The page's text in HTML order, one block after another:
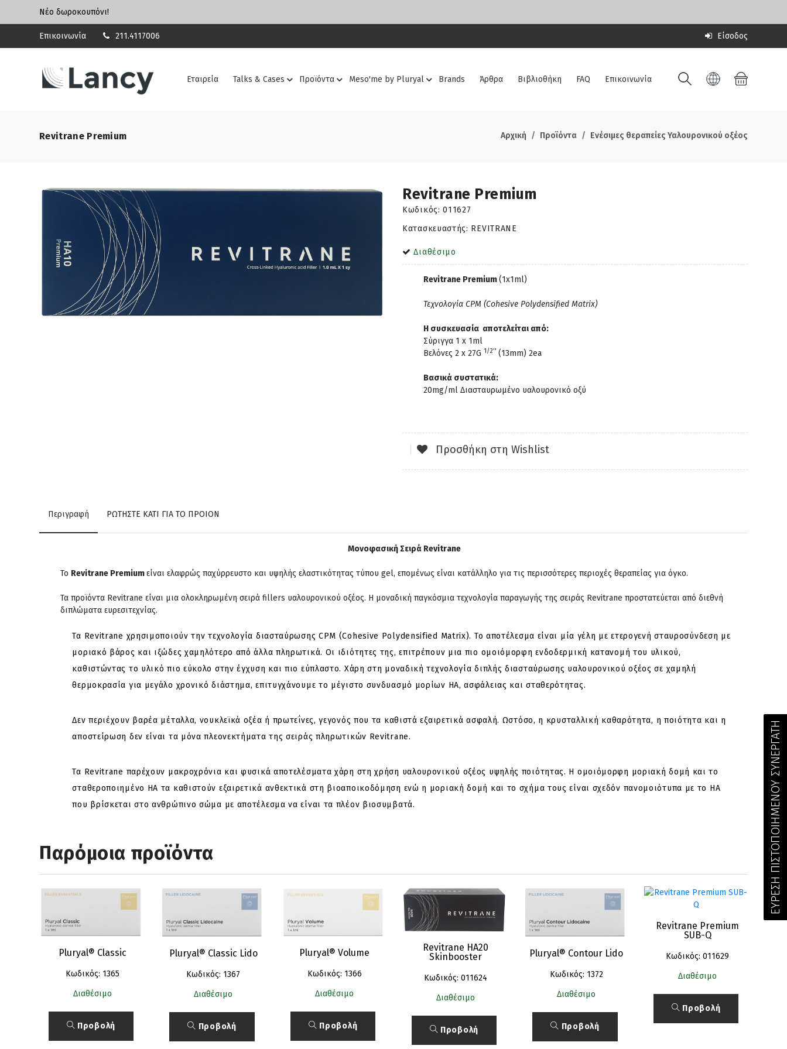
Νέο δωροκουπόνι!
Επικοινωνία 211.4117006 Είσοδος
Εταιρεία Talks & Cases Προϊόντα Meso'me by Pluryal Brands Άρθρα Βιβλιοθήκη FAQ Επικοινωνία
Revitrane Premium Αρχική Προϊόντα Ενέσιμες θεραπείες Υαλουρονικού οξέος
Revitrane Premium
Κωδικός:011627
Κατασκευαστής: REVITRANE
Διαθέσιμο
Revitrane Premium(1x1ml)
Τεχνολογία CPM (Cohesive Polydensified Matrix)
Η συσκευασία αποτελείται από:
Σύριγγα 1 x 1ml
Βελόνες 2 x 27G 1/2''(13mm) 2ea
Βασικά συστατικά:
20mg/ml Διασταυρωμένο υαλουρονικό οξύ
Προσθήκη στη Wishlist
Περιγραφή ΡΩΤΗΣΤΕ ΚΑΤΙ ΓΙΑ ΤΟ ΠΡΟΙΟΝ
Μονοφασική Σειρά Revitrane
Το Revitrane Premiumείναι ελαφρώς παχύρρευστο και υψηλής ελαστικότητας τύπου gel, επομένως είναι κατάλληλο για τις περισσότερες περιοχές θεραπείας για όγκο.
Τα προϊόντα Revitrane είναι μια ολοκληρωμένη σειρά fillers υαλουρονικού οξέος. Η μοναδική παγκόσμια τεχνολογία παραγωγής της σειράς Revitrane προστατεύεται από διεθνή
διπλώματα ευρεσιτεχνίας.
Τα Revitrane χρησιμοποιούν την τεχνολογία διασταύρωσης CPM (Cohesive Polydensified Matrix). Το αποτέλεσμα είναι μία γέλη με ετερογενή σταυροσύνδεση με
μοριακό βάρος και ιξώδες χαμηλότερο από άλλα πληρωτικά. Οι ιδιότητες της, επιτρέπουν μια πιο ομοιόμορφη ενδοδερμική κατανομή του υλικού,
καθιστώντας το υλικό πιο εύκολο στην έγχυση και πιο εύπλαστο. Χάρη στη μοναδική τεχνολογία διπλής διασταύρωσης υαλουρονικού οξέος σε χαμηλή
θερμοκρασία για μεγάλο χρονικό διάστημα, επιτυγχάνουμε το μέγιστο συνδυασμό μορίων HA, ασφάλειας και σταθερότητας.
Δεν περιέχουν βαρέα μέταλλα, νουκλεϊκά οξέα ή πρωτεΐνες, γεγονός που τα καθιστά εξαιρετικά ασφαλή. Ωστόσο, η κρυσταλλική καθαρότητα, η ποιότητα και η
αποστείρωση δεν είναι τα μόνα πλεονεκτήματα της σειράς πληρωτικών Revitrane.
Τα Revitrane παρέχουν μακροχρόνια και φυσικά αποτελέσματα χάρη στη χρήση υαλουρονικού οξέος υψηλής ποιότητας. Η ομοιόμορφη μοριακή δομή και το
σταθεροποιημένο HA τα καθιστούν εξαιρετικά ανθεκτικά στη βιοαποικοδόμηση ενώ η μοριακή δομή και το σχήμα τους είναι σχεδόν πανομοιότυπα με το HA
που βρίσκεται στο ανθρώπινο σώμα με αποτέλεσμα να είναι τα πλέον βιοσυμβατά.
Παρόμοια προϊόντα
Pluryal® Classic
Κωδικός: 1365
Διαθέσιμο
Προβολή
Pluryal® Classic Lido
Κωδικός: 1367
Διαθέσιμο
Προβολή
Pluryal® Volume
Κωδικός: 1366
Διαθέσιμο
Προβολή
Revitrane HA20
Skinbooster
Κωδικός: 011624
Διαθέσιμο
Προβολή
Pluryal® Contour Lido
Κωδικός: 1372
Διαθέσιμο
Προβολή
Revitrane Premium
SUB-Q
Κωδικός: 011629
Διαθέσιμο
Προβολή
ΕΥΡΕΣΗ ΠΙΣΤΟΠΟΙΗΜΕΝΟΥ ΣΥΝΕΡΓΑΤΗ